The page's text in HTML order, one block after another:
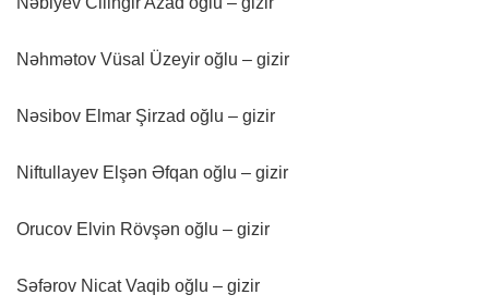
Nəhmətov Vüsal Üzeyir oğlu – gizir
Nəsibov Elmar Şirzad oğlu – gizir
Niftullayev Elşən Əfqan oğlu – gizir
Orucov Elvin Rövşən oğlu – gizir
Səfərov Nicat Vaqib oğlu – gizir